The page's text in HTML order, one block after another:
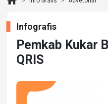
Infografis
Pemkab Kukar
QRIS